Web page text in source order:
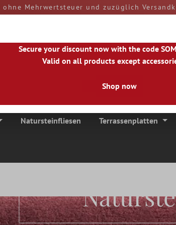
Mehrwertsteuer und zuzüglich
Zölle sind bei Erhalt der Ware von Ihnen
Natursteinfliesen Terrassenplatten
Secure your discount now with the code
Valid on all products except
Shop now